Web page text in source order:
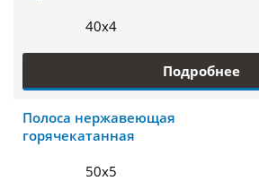
40х4
Подробнее
Полоса нержавеющая
горячекатанная
50х5